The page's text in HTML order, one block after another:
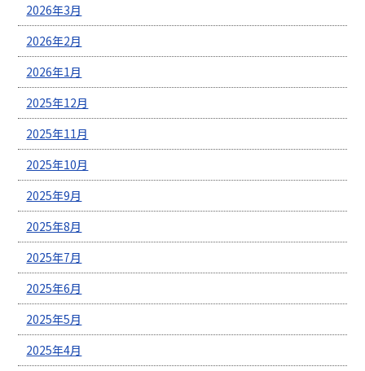
2026年3月
2026年2月
2026年1月
2025年12月
2025年11月
2025年10月
2025年9月
2025年8月
2025年7月
2025年6月
2025年5月
2025年4月